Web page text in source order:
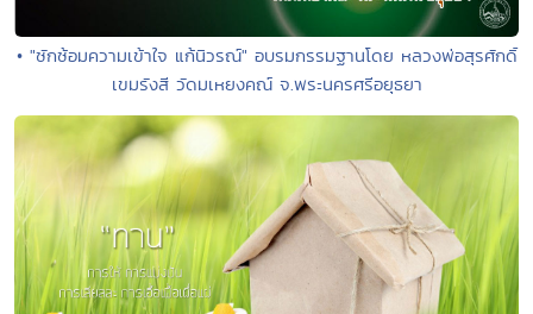
• "ซักซ้อมความเข้าใจ แก้นิวรณ์" อบรมกรรมฐานโดย หลวงพ่อสุรศักดิ์
เขมรังสี วัดมเหยงคณ์ จ.พระนครศรีอยุธยา